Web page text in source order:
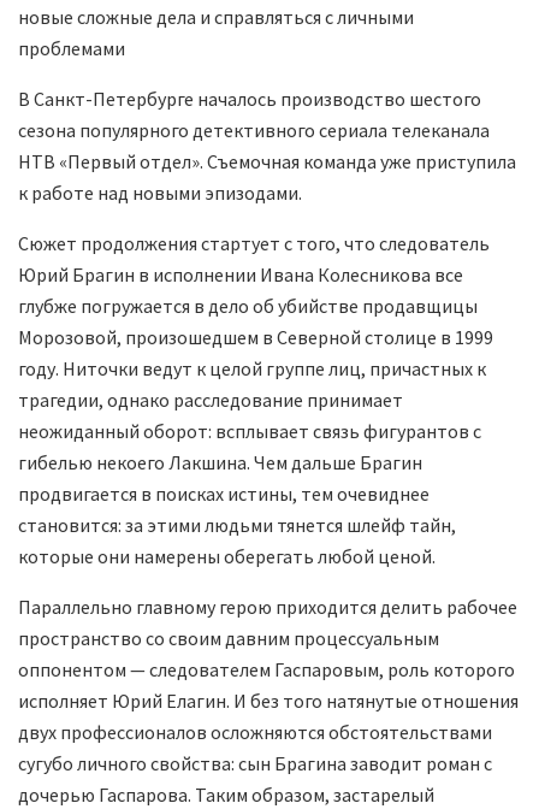
новые сложные дела и справляться с личными
проблемами
В Санкт-Петербурге началось производство шестого
сезона популярного детективного сериала телеканала
НТВ «Первый отдел». Съемочная команда уже приступила
к работе над новыми эпизодами.
Сюжет продолжения стартует с того, что следователь
Юрий Брагин в исполнении Ивана Колесникова все
глубже погружается в дело об убийстве продавщицы
Морозовой, произошедшем в Северной столице в 1999
году. Ниточки ведут к целой группе лиц, причастных к
трагедии, однако расследование принимает
неожиданный оборот: всплывает связь фигурантов с
гибелью некоего Лакшина. Чем дальше Брагин
продвигается в поисках истины, тем очевиднее
становится: за этими людьми тянется шлейф тайн,
которые они намерены оберегать любой ценой.
Параллельно главному герою приходится делить рабочее
пространство со своим давним процессуальным
оппонентом — следователем Гаспаровым, роль которого
исполняет Юрий Елагин. И без того натянутые отношения
двух профессионалов осложняются обстоятельствами
сугубо личного свойства: сын Брагина заводит роман с
дочерью Гаспарова. Таким образом, застарелый